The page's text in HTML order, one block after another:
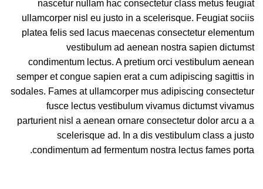
nascetur nullam hac consectetur class metus feugiat
ullamcorper nisl eu justo in a scelerisque. Feugiat sociis
platea felis sed lacus maecenas consectetur elementum
vestibulum ad aenean nostra sapien dictumst
condimentum lectus. A pretium orci vestibulum aenean
semper et congue sapien erat a cum adipiscing sagittis in
sodales. Fames at ullamcorper mus adipiscing consectetur
fusce lectus vestibulum vivamus dictumst vivamus
parturient nisl a aenean ornare consectetur dolor arcu a a
scelerisque ad. In a dis vestibulum class a justo
condimentum ad fermentum nostra lectus fames porta.